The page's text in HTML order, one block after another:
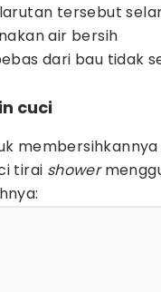
tersebut
air bersih
dari bau tidak
cuci
tirai shower